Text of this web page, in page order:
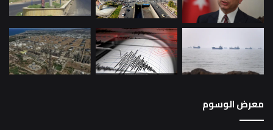
معرض الوسوم